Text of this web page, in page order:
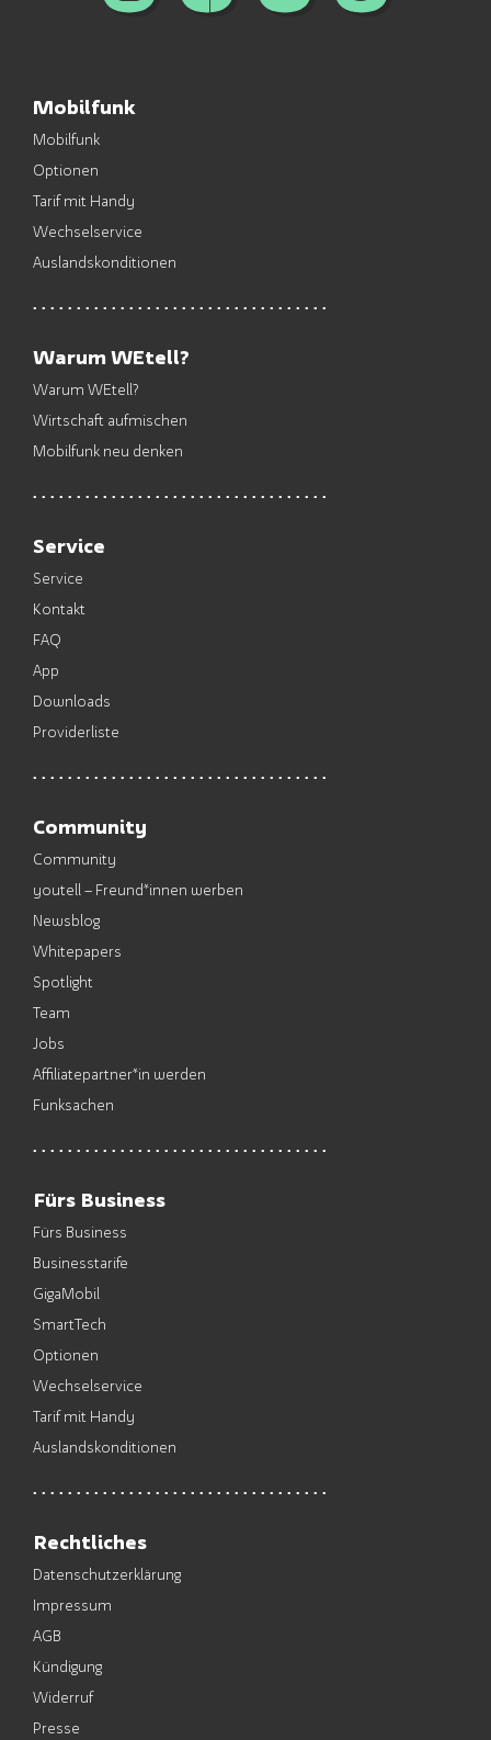
Mobilfunk
Mobilfunk
Optionen
Tarif mit Handy
Wechselservice
Auslandskonditionen
Warum WEtell?
Warum WEtell?
Wirtschaft aufmischen
Mobilfunk neu denken
Service
Service
Kontakt
FAQ
App
Downloads
Providerliste
Community
Community
youtell – Freund*innen werben
Newsblog
Whitepapers
Spotlight
Team
Jobs
Affiliatepartner*in werden
Funksachen
Fürs Business
Fürs Business
Businesstarife
GigaMobil
SmartTech
Optionen
Wechselservice
Tarif mit Handy
Auslandskonditionen
Rechtliches
Datenschutzerklärung
Impressum
AGB
Kündigung
Widerruf
Presse